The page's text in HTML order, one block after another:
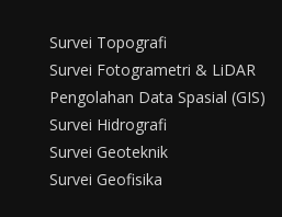
Survei Topografi
Survei Fotogrametri & LiDAR
Pengolahan Data Spasial (GIS)
Survei Hidrografi
Survei Geoteknik
Survei Geofisika